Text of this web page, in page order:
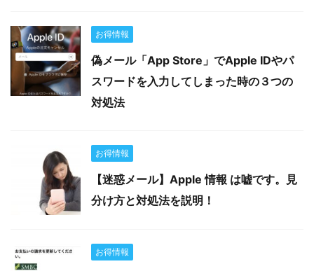
お得情報
偽メール「App Store」でApple IDやパ
スワードを入力してしまった時の３つの
対処法
お得情報
【迷惑メール】Apple 情報 は嘘です。見
分け方と対処法を説明！
お得情報